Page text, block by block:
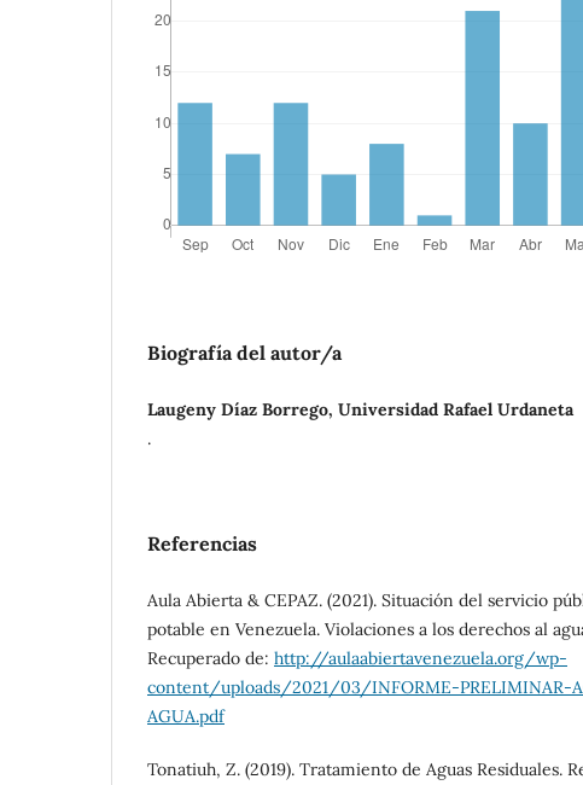
Biografía del autor/a
Laugeny Díaz Borrego, Universidad Rafael Urdaneta
.
Referencias
Aula Abierta & CEPAZ. (2021). Situación del servicio
potable en Venezuela. Violaciones a los derechos al
Recuperado de: http://aulaabiertavenezuela.org/wp-
content/uploads/2021/03/INFORME-PRELIMINAR-
AGUA.pdf
Tonatiuh, Z. (2019). Tratamiento de Aguas Residuales.